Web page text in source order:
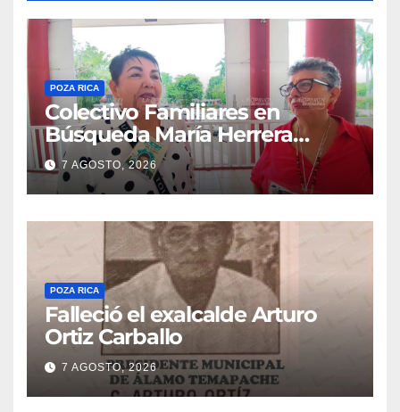
POZA RICA
Colectivo Familiares en
Búsqueda María Herrera
convoca a marcha
7 AGOSTO, 2026
POZA RICA
Falleció el exalcalde Arturo
Ortiz Carballo
7 AGOSTO, 2026